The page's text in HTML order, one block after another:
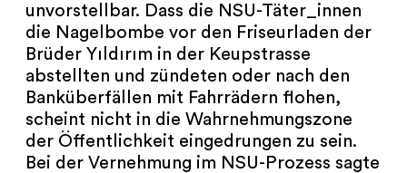
unvorstellbar. Dass die NSU-Täter_innen
die Nagelbombe vor den Friseurladen der
Brüder Yıldırım in der Keupstrasse
abstellten und zündeten oder nach den
Banküberfällen mit Fahrrädern flohen,
scheint nicht in die Wahrnehmungszone
der Öffentlichkeit eingedrungen zu sein.
Bei der Vernehmung im NSU-Prozess sagte